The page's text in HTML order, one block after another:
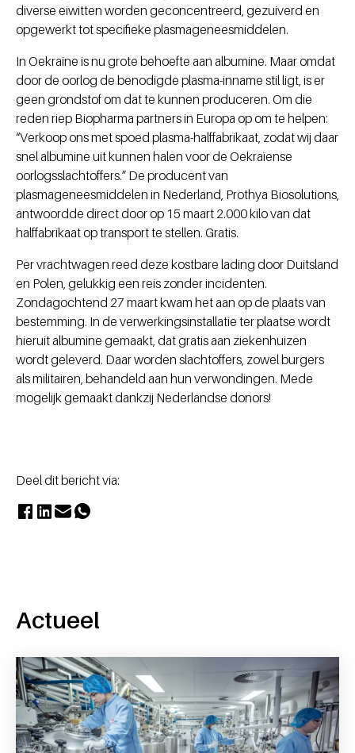
diverse eiwitten worden geconcentreerd, gezuiverd en
opgewerkt tot specifieke plasmageneesmiddelen.
In Oekraïne is nu grote behoefte aan albumine. Maar omdat
door de oorlog de benodigde plasma-inname stil ligt, is er
geen grondstof om dat te kunnen produceren. Om die
reden riep Biopharma partners in Europa op om te helpen:
“Verkoop ons met spoed plasma-halffabrikaat, zodat wij daar
snel albumine uit kunnen halen voor de Oekraïense
oorlogsslachtoffers.” De producent van
plasmageneesmiddelen in Nederland, Prothya Biosolutions,
antwoordde direct door op 15 maart 2.000 kilo van dat
halffabrikaat op transport te stellen. Gratis.
Per vrachtwagen reed deze kostbare lading door Duitsland
en Polen, gelukkig een reis zonder incidenten.
Zondagochtend 27 maart kwam het aan op de plaats van
bestemming. In de verwerkingsinstallatie ter plaatse wordt
hieruit albumine gemaakt, dat gratis aan ziekenhuizen
wordt geleverd. Daar worden slachtoffers, zowel burgers
als militairen, behandeld aan hun verwondingen. Mede
mogelijk gemaakt dankzij Nederlandse donors!
Deel dit bericht via:
Actueel